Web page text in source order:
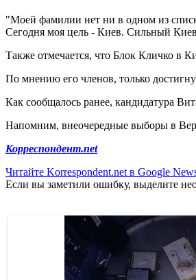
"Моей фамилии нет ни в одном из
Сегодня моя цель - Киев. Сильный
Также отмечается, что Блок Кличко в
По мнению его членов, только
Как сообщалось ранее, кандидатура
Напомним, внеочередные выборы в
Корреспондент.net
Читайте Korrespondent.net в Google
Если вы заметили ошибку, выделите